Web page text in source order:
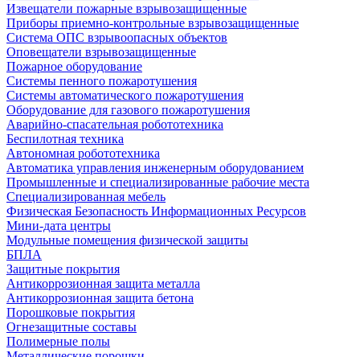
Извещатели пожарные взрывозащищенные
Приборы приемно-контрольные взрывозащищенные
Система ОПС взрывоопасных объектов
Оповещатели взрывозащищенные
Пожарное оборудование
Системы пенного пожаротушения
Системы автоматического пожаротушения
Оборудование для газового пожаротушения
Аварийно-спасательная робототехника
Беспилотная техника
Автономная робототехника
Автоматика управления инженерным оборудованием
Промышленные и специализированные рабочие места
Специализированная мебель
Физическая Безопасность Информационных Ресурсов
Мини-дата центры
Модульные помещения физической защиты
БПЛА
Защитные покрытия
Антикоррозионная защита металла
Антикоррозионная защита бетона
Порошковые покрытия
Огнезащитные составы
Полимерные полы